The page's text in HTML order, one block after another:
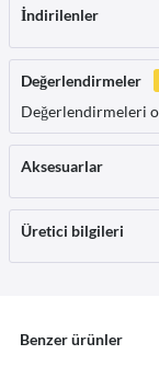
İndirilenler
Değerlendirmeler
Değerlendirmeleri
Aksesuarlar
Üretici bilgileri
Benzer ürünler